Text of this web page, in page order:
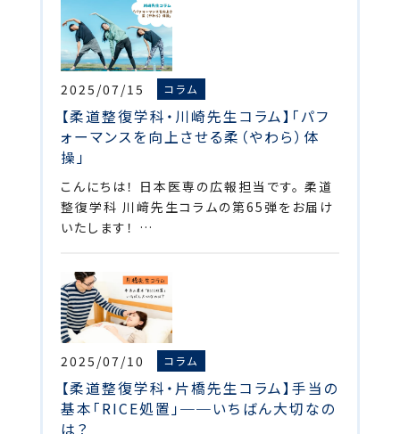
2025/07/15 コラム
【柔道整復学科・川崎先生コラム】「パフ
ォーマンスを向上させる柔（やわら）体
操」
こんにちは！ 日本医専の広報担当です。 柔道
整復学科 川﨑先生コラムの第65弾をお届け
いたします！ …
2025/07/10 コラム
【柔道整復学科・片橋先生コラム】手当の
基本「RICE処置」──いちばん大切なの
は？